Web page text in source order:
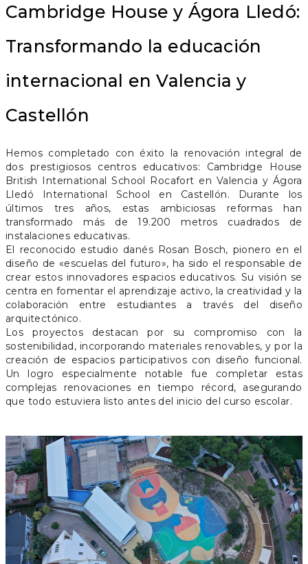
Cambridge House y Ágora Lledó:
Transformando la educación
internacional en Valencia y
Castellón
Hemos completado con éxito la renovación integral de
dos prestigiosos centros educativos: Cambridge House
British International School Rocafort en Valencia y Ágora
Lledó International School en Castellón. Durante los
últimos tres años, estas ambiciosas reformas han
transformado más de 19.200 metros cuadrados de
instalaciones educativas.
El reconocido estudio danés Rosan Bosch, pionero en el
diseño de «escuelas del futuro», ha sido el responsable de
crear estos innovadores espacios educativos. Su visión se
centra en fomentar el aprendizaje activo, la creatividad y la
colaboración entre estudiantes a través del diseño
arquitectónico.
Los proyectos destacan por su compromiso con la
sostenibilidad, incorporando materiales renovables, y por la
creación de espacios participativos con diseño funcional.
Un logro especialmente notable fue completar estas
complejas renovaciones en tiempo récord, asegurando
que todo estuviera listo antes del inicio del curso escolar.